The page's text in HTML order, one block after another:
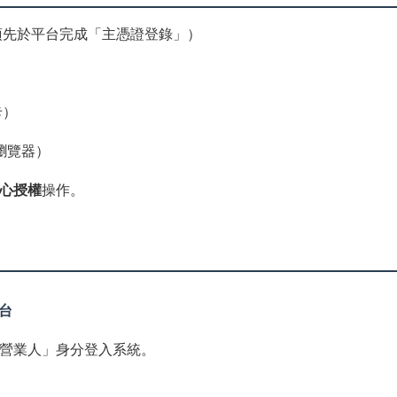
於平台完成「主憑證登錄」）
覽器）
授權操作。
業人」身分登入系統。